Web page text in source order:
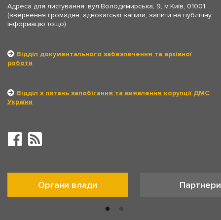
Адреса для листування: вул.Володимирська, 9, м.Київ, 01001
(звернення громадян, адвокатські запити, запити на публічну
інформацію тощо)
Відділ документального забезпечення та архівної
роботи
Відділ з питань запобігання та виявлення корупції ДМС
України
Органи влади Партнери